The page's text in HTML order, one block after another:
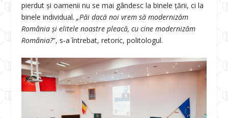
pierdut și oamenii nu se mai gândesc la binele țării, ci la
binele individual.„Păi dacă noi vrem să modernizăm
România și elitele noastre pleacă, cu cine modernizăm
România?”, s-a întrebat, retoric, politologul.